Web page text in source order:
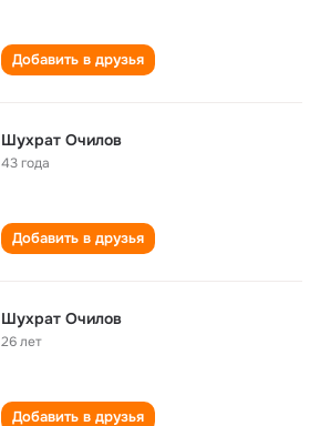
Добавить в друзья
Шухрат Очилов
43 года
Добавить в друзья
Шухрат Очилов
26 лет
Добавить в друзья